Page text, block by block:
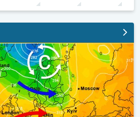
do utorka. Ne i posvuda suho. . .